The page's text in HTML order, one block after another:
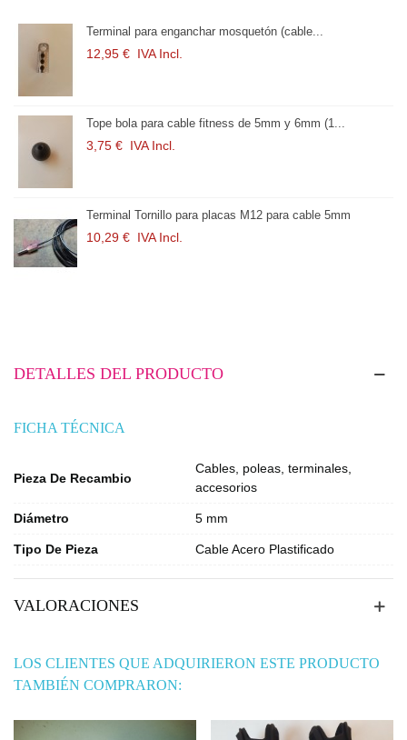
Cable acero plastificado máquina musculación...
3,21 € IVA Incl.
[100 Metros] Rollo Cable acero plastificado Ø5mm
290,40 € IVA Incl.
Polea para máquina de musculación (9 cm) Para...
15,13 € IVA Incl.
DETALLES DEL PRODUCTO
FICHA TÉCNICA
Pieza De Recambio
Cables, poleas, terminales,
accesorios
Diámetro 5 mm
Tipo De Pieza Cable Acero Plastificado
VALORACIONES
LOS CLIENTES QUE ADQUIRIERON ESTE PRODUCTO
TAMBIÉN COMPRARON: